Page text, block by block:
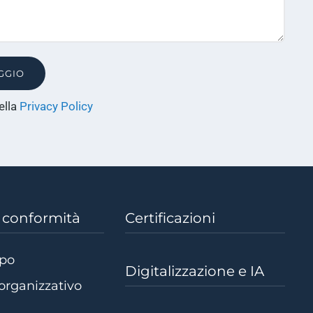
Privacy Policy(si
conformità Certificazioni
Digitalizzazione e IA